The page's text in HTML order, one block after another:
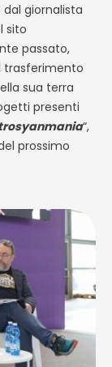
giornalista
sito
passato,
trasferimento
sua terra
presenti
“,
prossimo